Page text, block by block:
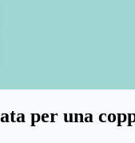
per una